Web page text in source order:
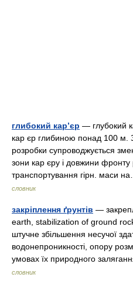
глибокий кар’єр — глубокий
кар єр глибиною понад 100 м.
розробки супроводжується
зони кар єру і довжини фронту
транспортування гірн. маси
словник
закріплення ґрунтів —
earth, stabilization of ground
штучне збільшення несучої
водонепроникності, опору
умовах їх природного
словник